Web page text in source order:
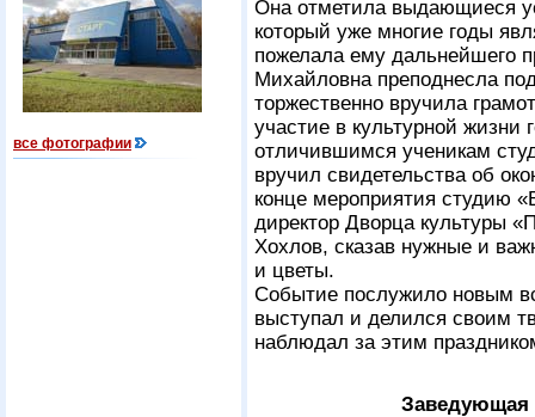
все фотографии
Она отметила выдающиеся
который уже многие годы
пожелала ему дальнейшего
Михайловна преподнесла
торжественно вручила
участие в культурной жизни
отличившимся ученикам
вручил свидетельства об
конце мероприятия студию
директор Дворца культуры
Хохлов, сказав нужные и
и цветы.
Событие послужило новым
выступал и делился своим
наблюдал за этим
Заведующая